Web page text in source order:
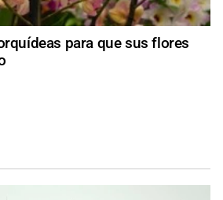
para que sus flores